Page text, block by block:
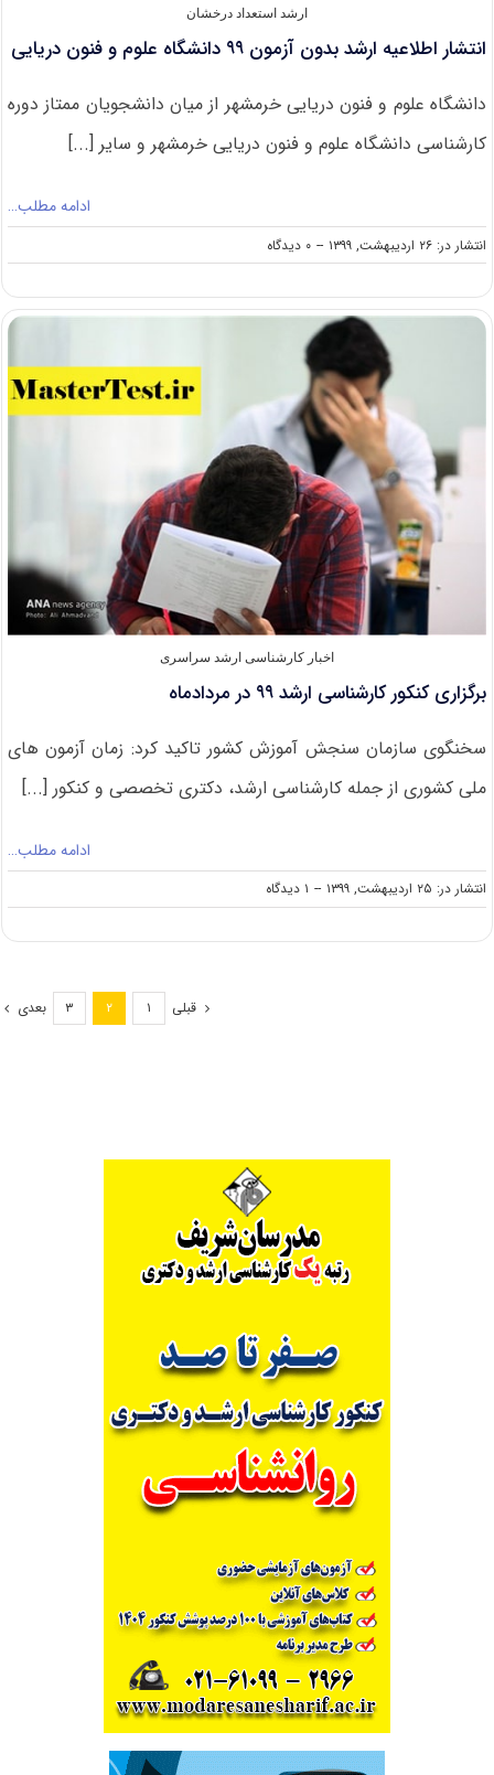
ارشد استعداد درخشان
انتشار اطلاعیه ارشد بدون آزمون ۹۹ دانشگاه علوم و فنون دریایی
دانشگاه علوم و فنون دریایی خرمشهر از میان دانشجویان ممتاز دوره
کارشناسی دانشگاه علوم و فنون دریایی خرمشهر و سایر [...]
ادامه مطلب…
انتشار در: ۲۶ اردیبهشت, ۱۳۹۹ -- ۰ دیدگاه
on
انتشار
ارشد
علوم
فنون
دریایی
اخبار کارشناسی ارشد سراسری
برگزاری کنکور کارشناسی ارشد ۹۹ در مردادماه
سخنگوی سازمان سنجش آموزش کشور تاکید کرد: زمان آزمون های
ملی کشوری از جمله کارشناسی ارشد، دکتری تخصصی و کنکور [...]
ادامه مطلب…
انتشار در: ۲۵ اردیبهشت, ۱۳۹۹ -- ۱ دیدگاه
on
برگزاری
قبلی ۱ ۲ ۳ بعدی